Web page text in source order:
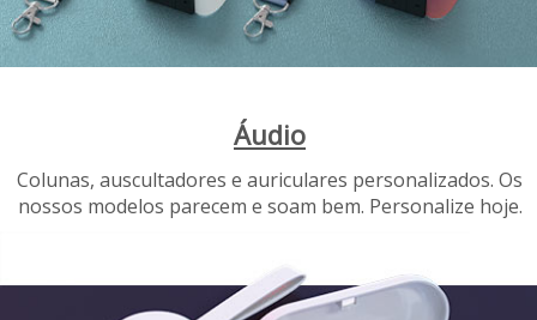
Áudio
Colunas, auscultadores e auriculares personalizados. Os
nossos modelos parecem e soam bem. Personalize hoje.